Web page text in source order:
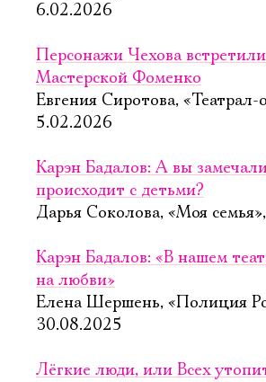
6.02.2026
Персонажи Чехова
Мастерской Фоменко
Евгения Сиротова, «Театрал-
5.02.2026
Карэн Бадалов: А вы
происходит с детьми?
Дарья Соколова, «Моя
Карэн Бадалов: «В нашем
на любви»
Елена Шершень, «Полиция
30.08.2025
Лёгкие люди, или Всех